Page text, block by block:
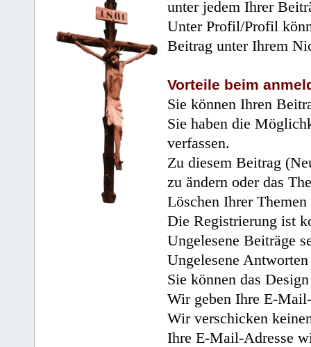
unter jedem Ihrer
Unter Profil/Profil
Beitrag unter Ihrem
Vorteile beim
Sie können Ihren
Sie haben die
verfassen.
Zu diesem Beitrag
zu ändern oder das
Löschen Ihrer
Die Registrierung ist
Ungelesene Beiträge
Ungelesene
Sie können das
Wir geben Ihre E-
Wir verschicken
Ihre E-Mail-Adresse